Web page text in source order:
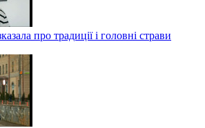
про традиції і головні страви